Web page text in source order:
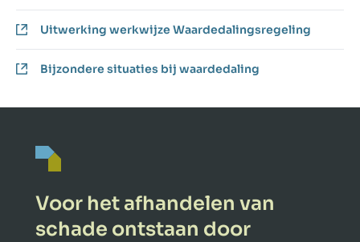
Uitwerking werkwijze Waardedalingsregeling
Bijzondere situaties bij waardedaling
Voor het afhandelen van
schade ontstaan door